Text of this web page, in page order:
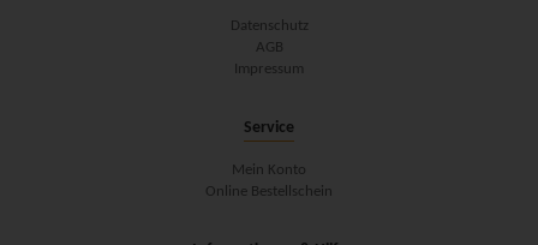
Datenschutz
AGB
Impressum
Service
Mein Konto
Online Bestellschein